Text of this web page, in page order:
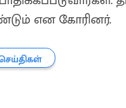
என கோரினர்.